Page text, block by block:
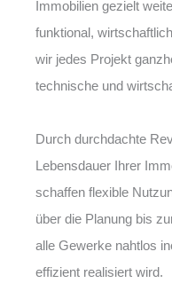
Immobilien gezielt
funktional,
wir jedes Projekt
technische und
Durch durchdachte
Lebensdauer Ihrer
schaffen flexible
über die Planung bis
alle Gewerke nahtlos
effizient realisiert wird.